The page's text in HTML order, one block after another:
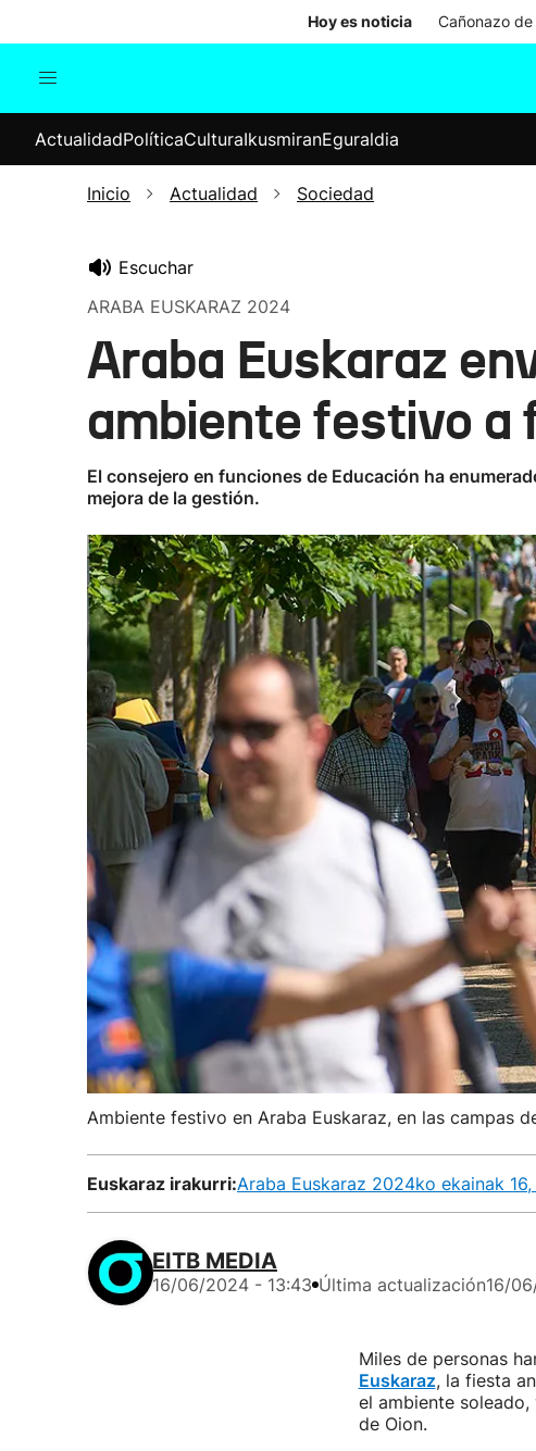
Hoy es noticia Cañonazo
Internacional
Elecciones
ActualidadPolíticaCulturaIkusmiranEguraldia
Inicio Actualidad Sociedad
Escuchar
ARABA EUSKARAZ 2024
Araba Euskaraz
ambiente festivo a
El consejero en funciones de Educación ha
mejora de la gestión.
Ambiente festivo en Araba Euskaraz, en las campas
Euskaraz irakurri:Araba Euskaraz 2024ko ekainak
EITB MEDIA
16/06/2024 - 13:43 Última actualización16/
Miles de personas
Euskaraz, la fiesta
el ambiente
de Oion.